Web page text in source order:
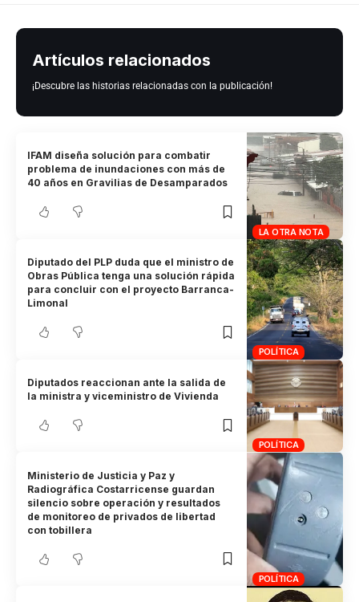
Artículos relacionados
¡Descubre las historias relacionadas con la publicación!
LA OTRA NOTA
IFAM diseña solución para combatir
problema de inundaciones con más de
40 años en Gravilias de Desamparados
POLÍTICA
Diputado del PLP duda que el ministro de
Obras Pública tenga una solución rápida
para concluir con el proyecto Barranca-
Limonal
POLÍTICA
Diputados reaccionan ante la salida de
la ministra y viceministro de Vivienda
POLÍTICA
Ministerio de Justicia y Paz y
Radiográfica Costarricense guardan
silencio sobre operación y resultados
de monitoreo de privados de libertad
con tobillera